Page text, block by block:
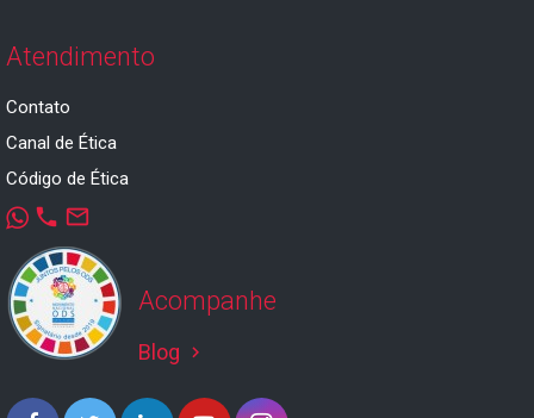
Atendimento
Contato
Canal de Ética
Código de Ética
phone mail_outline
Acompanhe
Blog keyboard_arrow_right